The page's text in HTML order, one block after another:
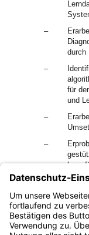
–
durch
–
für
und
–
–
bzw.
–